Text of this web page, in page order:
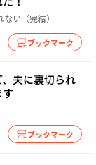
い（完結）
ブックマーク
夫に裏切られ
ブックマーク